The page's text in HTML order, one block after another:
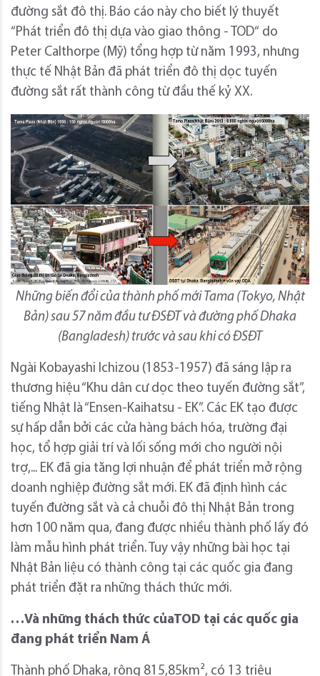
đường sắt đô thị. Báo cáo này cho biết lý thuyết
“Phát triển đô thị dựa vào giao thông - TOD“ do
Peter Calthorpe (Mỹ) tổng hợp từ năm 1993, nhưng
thực tế Nhật Bản đã phát triển đô thị dọc tuyến
đường sắt rất thành công từ đầu thế kỷ XX.
Những biến đổi của thành phố mới Tama (Tokyo, Nhật
Bản) sau 57 năm đầu tư ĐSĐT và đường phố Dhaka
(Bangladesh) trước và sau khi có ĐSĐT
Ngài Kobayashi Ichizou (1853-1957) đã sáng lập ra
thương hiệu “Khu dân cư dọc theo tuyến đường sắt”,
tiếng Nhật là “Ensen-Kaihatsu - EK”. Các EK tạo được
sự hấp dẫn bởi các cửa hàng bách hóa, trường đại
học, tổ hợp giải trí và lối sống mới cho người nội
trợ,... EK đã gia tăng lợi nhuận để phát triển mở rộng
doanh nghiệp đường sắt mới. EK đã định hình các
tuyến đường sắt và cả chuỗi đô thị Nhật Bản trong
hơn 100 năm qua, đang được nhiều thành phố lấy đó
làm mẫu hình phát triển. Tuy vậy những bài học tại
Nhật Bản liệu có thành công tại các quốc gia đang
phát triển đặt ra những thách thức mới.
…Và những thách thức củaTOD tại các quốc gia
đang phát triển Nam Á
Thành phố Dhaka, rộng 815,85km², có 13 triệu